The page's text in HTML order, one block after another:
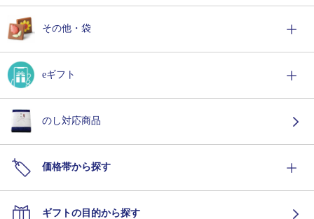
その他・袋
eギフト
のし対応商品
価格帯から探す
ギフトの目的から探す